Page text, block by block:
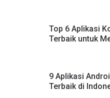
Top 6 Aplikasi
Terbaik untuk
9 Aplikasi
Terbaik di